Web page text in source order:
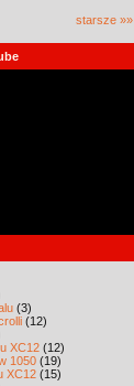
starsze »»
(3)
(12)
XC12 (12)
1050 (19)
XC12 (15)